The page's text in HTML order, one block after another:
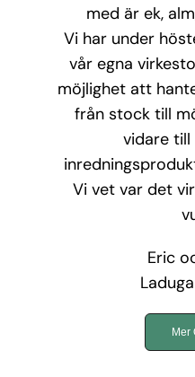
med är ek,
Vi har under
vår egna
möjlighet att
från stock till
vidare
Vi vet var det
Eric
Mer